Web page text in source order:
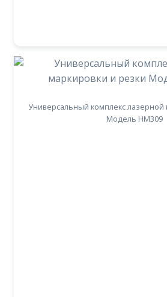
Универсальный комплекс лазерной
Модель HM309